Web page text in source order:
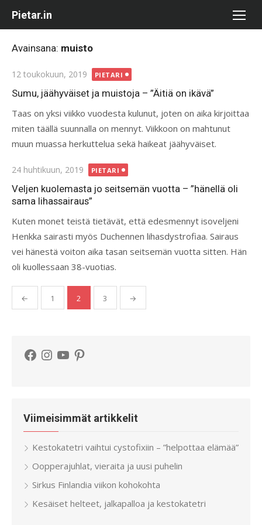
Pietar.in
Avainsana: muisto
Posted
on
12 toukokuun, 2019 PIETARI
Sumu, jäähyväiset ja muistoja – ”Äitiä on ikävä”
Taas on yksi viikko vuodesta kulunut, joten on aika kirjoittaa
miten täällä suunnalla on mennyt. Viikkoon on mahtunut
muun muassa herkuttelua sekä haikeat jäähyväiset.
Posted
on
24 huhtikuun, 2019 PIETARI
Veljen kuolemasta jo seitsemän vuotta – ”hänellä oli
sama lihassairaus”
Kuten monet teistä tietävät, että edesmennyt isoveljeni
Henkka sairasti myös Duchennen lihasdystrofiaa. Sairaus
vei hänestä voiton aika tasan seitsemän vuotta sitten. Hän
oli kuollessaan 38-vuotias.
Artikkelien
sivutus
← 1 2 3 →
Facebook
Instagram
YouTubePinterest
Viimeisimmät artikkelit
Kestokatetri vaihtui cystofixiin – ”helpottaa elämää”
Oopperajuhlat, vieraita ja uusi puhelin
Sirkus Finlandia viikon kohokohta
Kesäiset helteet, jalkapalloa ja kestokatetri